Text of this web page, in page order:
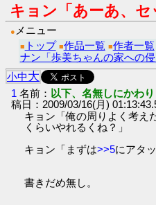
キョン「あーあ、セ
● メニュー
■ トップ ■作品一覧 ■作者一覧
ナン「歩美ちゃんの家への
小中大
1 名前： 以下、名無しにかわ
稿日：2009/03/16(月)
キョン「俺の周りよく考え
くらいやれるくね？」
キョン「まずは>>5にアタ
書きだめ無し。